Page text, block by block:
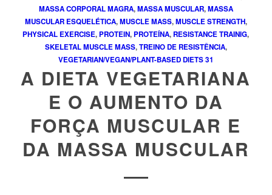
MASSA CORPORAL MAGRA,MASSA MUSCULAR,MASSA
MUSCULAR ESQUELÉTICA,MUSCLE MASS,MUSCLE STRENGTH,
PHYSICAL EXERCISE,PROTEIN,PROTEÍNA, RESISTANCE TRAINIG,
SKELETAL MUSCLE MASS,TREINO DE RESISTÊNCIA,
VEGETARIAN/VEGAN/PLANT-BASED DIETS31
A DIETA VEGETARIANA
E O AUMENTO DA
FORÇA MUSCULAR E
DA MASSA MUSCULAR